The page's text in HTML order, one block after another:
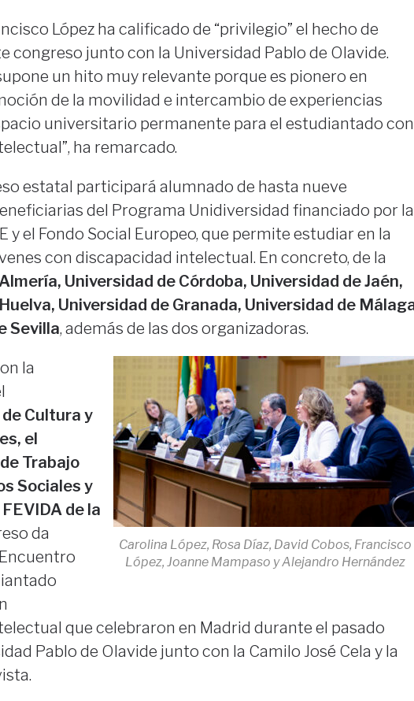
López ha calificado de “privilegio” el hecho de
congreso junto con la Universidad Pablo de Olavide.
un hito muy relevante porque es pionero en
de la movilidad e intercambio de experiencias
universitario permanente para el estudiantado con
ha remarcado.
estatal participará alumnado de hasta nueve
del Programa Unidiversidad financiado por la
y el Fondo Social Europeo, que permite estudiar en la
con discapacidad intelectual. En concreto, de la
Universidad de Córdoba, Universidad de Jaén,
Universidad de Granada, Universidad de
Sevilla, además de las dos organizadoras.
Carolina López, Rosa Díaz, David Cobos, Francisco
López, Joanne Mampaso y Alejandro Hernández
la
Cultura y
el
Trabajo
Sociales y
de la
da
que celebraron en Madrid durante el pasado
Pablo de Olavide junto con la Camilo José Cela y la